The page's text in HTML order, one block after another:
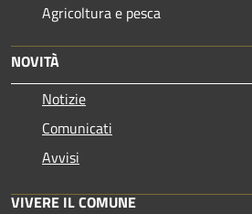
Agricoltura e pesca
NOVITÀ
Notizie
Comunicati
Avvisi
VIVERE IL COMUNE